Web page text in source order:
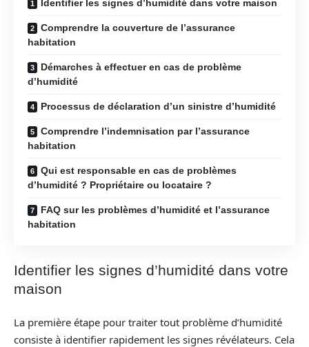
Identifier les signes d’humidité dans votre maison
Comprendre la couverture de l’assurance
habitation
Démarches à effectuer en cas de problème
d’humidité
Processus de déclaration d’un sinistre d’humidité
Comprendre l’indemnisation par l’assurance
habitation
Qui est responsable en cas de problèmes
d’humidité ? Propriétaire ou locataire ?
FAQ sur les problèmes d’humidité et l’assurance
habitation
Identifier les signes d’humidité dans votre
maison
La première étape pour traiter tout problème d’humidité
consiste à identifier rapidement les signes révélateurs. Cela